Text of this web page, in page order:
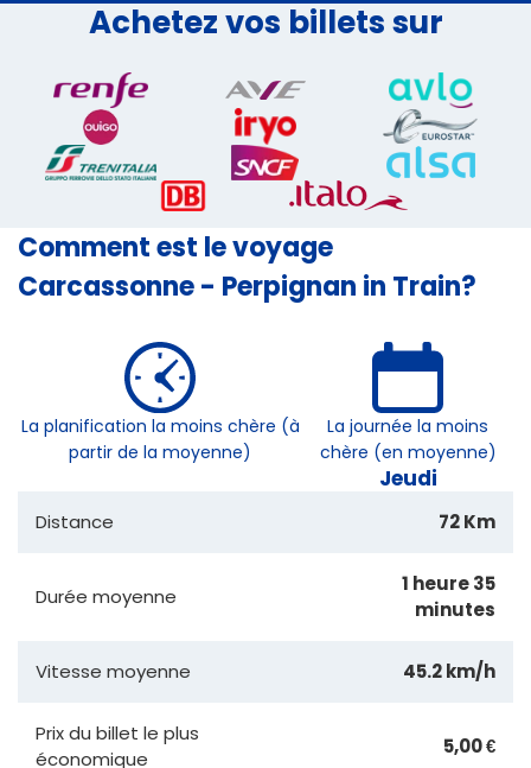
Achetez vos billets sur
Comment est le voyage
Carcassonne - Perpignan in Train?
La planification la moins chère (à
partir de la moyenne)
La journée la moins
chère (en moyenne)
Jeudi
Distance 72 Km
Durée moyenne
1 heure 35
minutes
Vitesse moyenne 45.2 km/h
Prix du billet le plus
économique
5,00 €